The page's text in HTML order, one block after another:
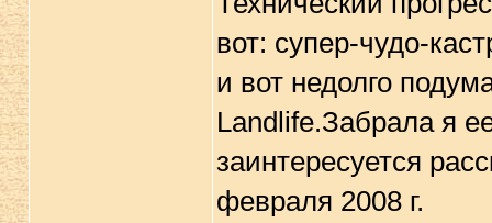
вот: супер-чудо-
и вот недолго
Lаndlifе.Забрала я
заинтересуется
февраля 2008 г.